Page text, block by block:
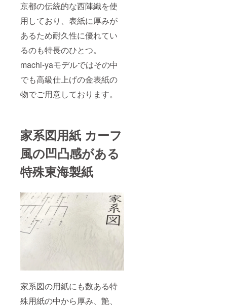
京都の伝統的な西陣織を使
用しており、表紙に厚みが
あるため耐久性に優れてい
るのも特長のひとつ。
machi-yaモデルではその中
でも高級仕上げの金表紙の
物でご用意しております。
家系図用紙 カーフ
風の凹凸感がある
特殊東海製紙
家系図の用紙にも数ある特
殊用紙の中から厚み、艶、